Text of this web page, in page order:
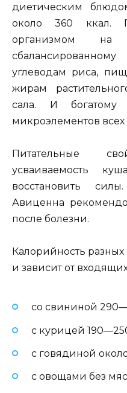
диетическим
около 360 ккал.
организмом на
углеводам риса,
жирам
сала. И
микроэлементов всех
Питательные
усваиваемость
восстановить
Авиценна
после болезни.
Калорийность
и зависит от
со свининой
с курицей
с говядиной
с овощами без